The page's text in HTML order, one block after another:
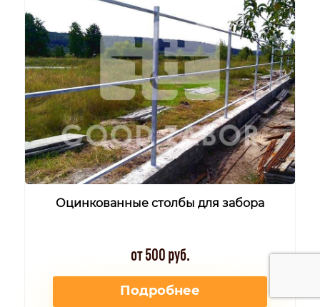
Оцинкованные столбы для забора
от 500 руб.
Подробнее